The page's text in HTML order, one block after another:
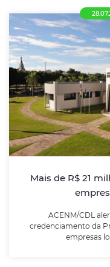
Mais de R$ 21
ACENM/CDL
credenciamento da
empresas
Mais de R$
para
ACENM/CDL
participação